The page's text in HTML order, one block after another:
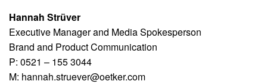
Hannah Strüver
Executive Manager and Media Spokesperson
Brand and Product Communication
P: 0521 – 155 3044
M: hannah.struever@oetker.com